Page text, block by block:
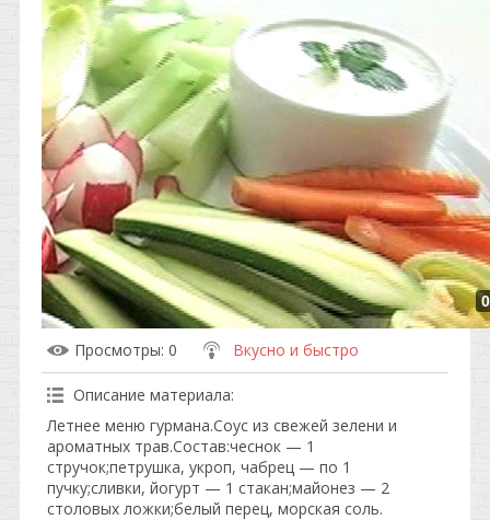
Просмотры: 0 Вкусно и быстро
Описание материала:
Летнее меню гурмана.Соус из свежей зелени и
ароматных трав.Состав:чеснок — 1
стручок;петрушка, укроп, чабрец — по 1
пучку;сливки, йогурт — 1 стакан;майонез — 2
столовых ложки;белый перец, морская соль.